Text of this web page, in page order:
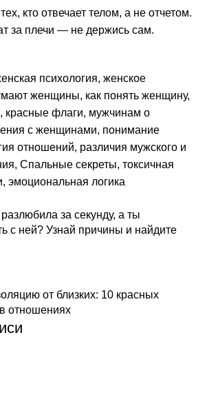
кто отвечает телом, а не отчетом.
за плечи — не держись сам.
психология, женское
женщины, как понять женщину,
, красные флаги, мужчинам о
с женщинами, понимание
отношений, различия мужского и
, Спальные секреты, токсичная
, эмоциональная логика
за секунду, а ты
с ней? Узнай причины и найдите
от близких: 10 красных
отношениях